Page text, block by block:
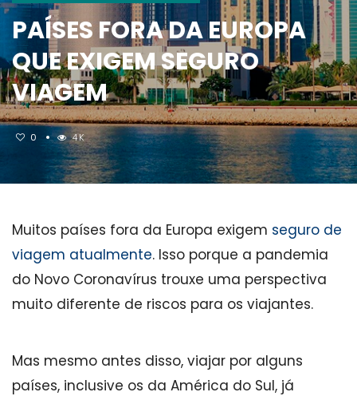
PAÍSES FORA DA EUROPA
QUE EXIGEM SEGURO
VIAGEM
0 4K
Muitos países fora da Europa exigem seguro de
viagem atualmente. Isso porque a pandemia
do Novo Coronavírus trouxe uma perspectiva
muito diferente de riscos para os viajantes.
Mas mesmo antes disso, viajar por alguns
países, inclusive os da América do Sul, já